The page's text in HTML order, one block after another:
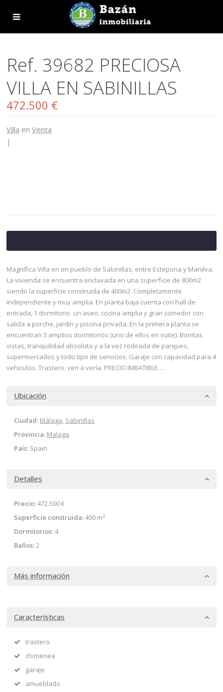
Ref. 39682 PRECIOSA
VILLA EN SABINILLAS
472.500 €
Villa en Venta
|
Magnífica Villa en en pueblo de Sabinillas, entre Estepona y Manilva.
La vivienda se encuentra enclavada en una superficie de 800m2
siendo la superficie construida de 400m2. Completamente
independiente y muy amplia. En planta baja cuenta con hall de
entrada, 1 dormitorio. un aseo, cocina amplia y gran comedor con
salida a porche, jardín y piscina privada. En la primera planta se
encuentran 3 amplios dormitorios (uno de ellos en suite). Bonitas
vistas, tranquilidad absoluta y a la vez rodeada de parques,
supermercados y todo tipo de servicios. Garaje con capacidad para 4
vehículos. Trastero. ven a verla. PRECIO IMBATIBLE….
Ubicación
Ciudad: Málaga, Sabinillas
Provincia: Malaga
País: Spain
Detalles
Precio:472.500 €
Superficie construida:400 m2
Dormitorios:4
Baños:2
Más información
Características
trastero
chimenea
garaje
amueblado